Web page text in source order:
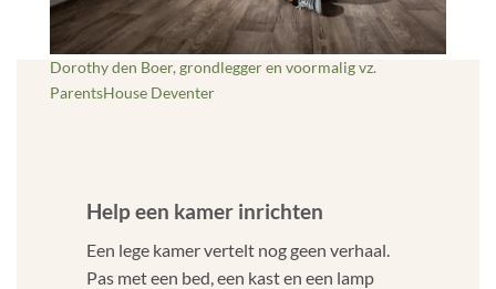
Help een kamer inrichten
Een lege kamer vertelt nog geen verhaal.
Pas met een bed, een kast en een lamp
Dorothy den Boer, grondlegger en voormalig vz.
ParentsHouse Deventer